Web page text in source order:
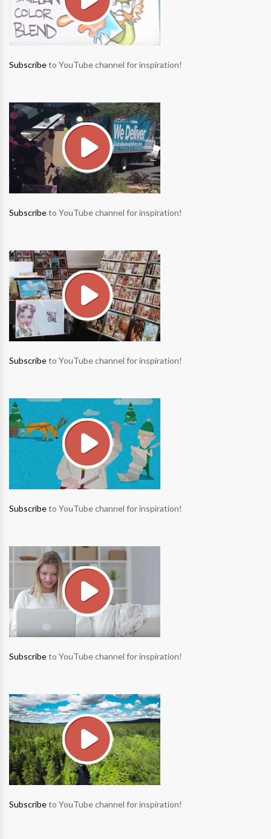
Subscribeto YouTube channel for inspiration!
Subscribeto YouTube channel for inspiration!
Subscribeto YouTube channel for inspiration!
Subscribeto YouTube channel for inspiration!
Subscribeto YouTube channel for inspiration!
Subscribeto YouTube channel for inspiration!